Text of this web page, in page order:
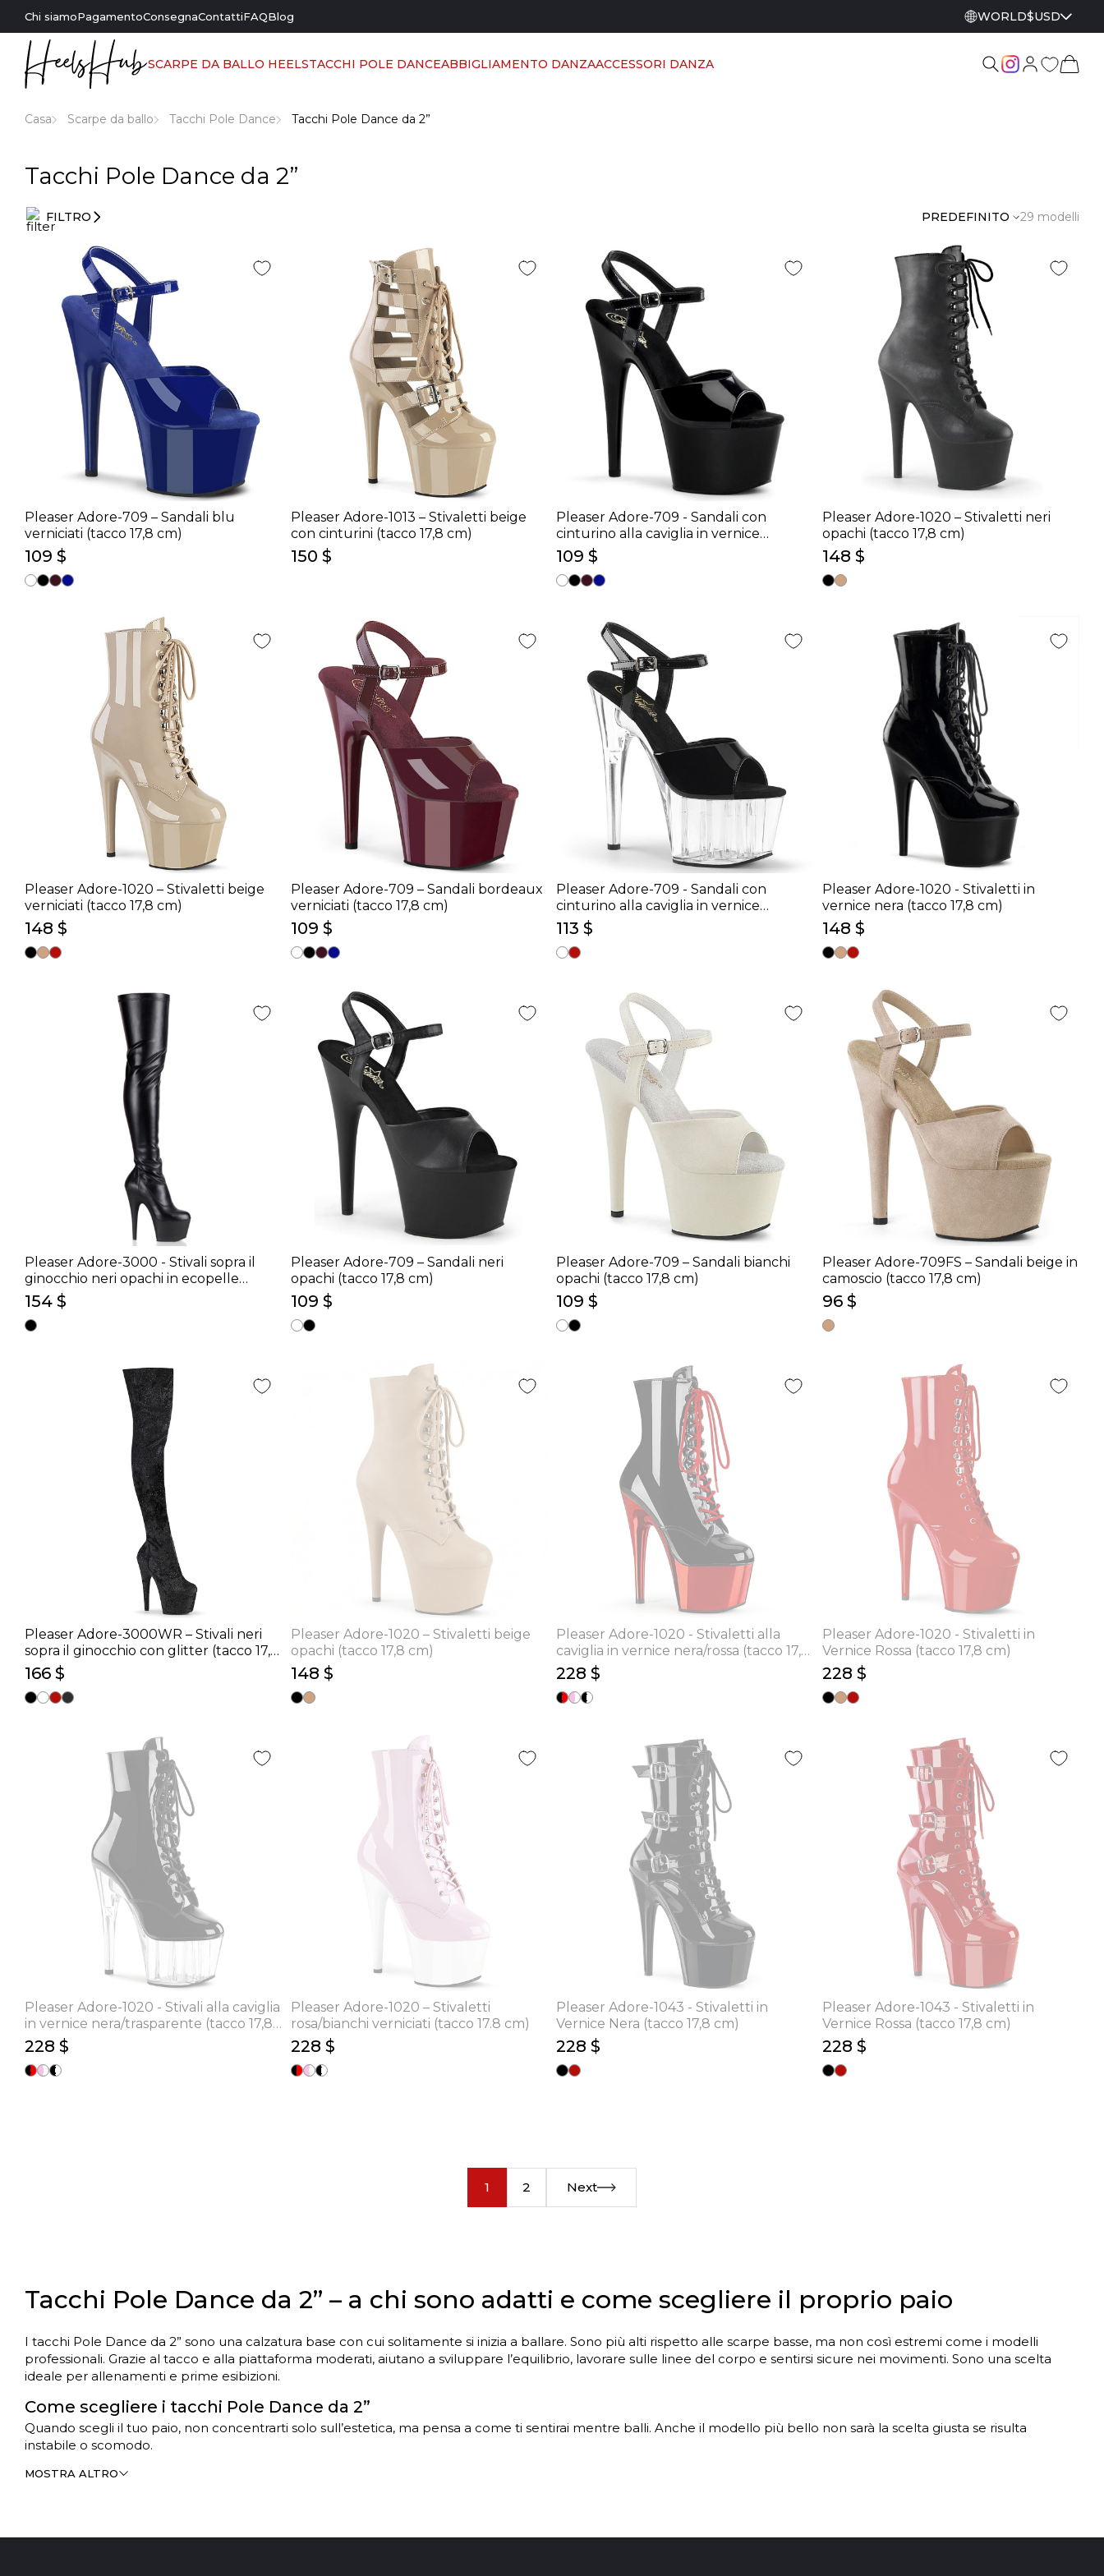
Chi siamoPagamentoConsegnaContattiFAQBlog WORLD$USD
SCARPE DA BALLO HEELSTACCHI POLE DANCEABBIGLIAMENTO DANZAACCESSORI DANZA
Casa Scarpe da ballo Tacchi Pole Dance Tacchi Pole Dance da 2”
Tacchi Pole Dance da 2”
FILTRO PREDEFINITO 29 modelli
Pleaser Adore-709 – Sandali blu
verniciati (tacco 17,8 cm)
109 $
Pleaser Adore-1013 – Stivaletti beige
con cinturini (tacco 17,8 cm)
150 $
Pleaser Adore-709 - Sandali con
cinturino alla caviglia in vernice
nera/nero (tacco 17,8 cm)
109 $
Pleaser Adore-1020 – Stivaletti neri
opachi (tacco 17,8 cm)
148 $
Pleaser Adore-1020 – Stivaletti beige
verniciati (tacco 17,8 cm)
148 $
Pleaser Adore-709 – Sandali bordeaux
verniciati (tacco 17,8 cm)
109 $
Pleaser Adore-709 - Sandali con
cinturino alla caviglia in vernice
nera/trasparente (tacco 17,8 cm)
113 $
Pleaser Adore-1020 - Stivaletti in
vernice nera (tacco 17,8 cm)
148 $
Pleaser Adore-3000 - Stivali sopra il
ginocchio neri opachi in ecopelle
(tacco 17,8 cm)
154 $
Pleaser Adore-709 – Sandali neri
opachi (tacco 17,8 cm)
109 $
Pleaser Adore-709 – Sandali bianchi
opachi (tacco 17,8 cm)
109 $
Pleaser Adore-709FS – Sandali beige in
camoscio (tacco 17,8 cm)
96 $
Pleaser Adore-3000WR – Stivali neri
sopra il ginocchio con glitter (tacco 17,8
cm)
166 $
Pleaser Adore-1020 – Stivaletti beige
opachi (tacco 17,8 cm)
148 $
Pleaser Adore-1020 - Stivaletti alla
caviglia in vernice nera/rossa (tacco 17,8
cm)
228 $
Pleaser Adore-1020 - Stivaletti in
Vernice Rossa (tacco 17,8 cm)
228 $
Pleaser Adore-1020 - Stivali alla caviglia
in vernice nera/trasparente (tacco 17,8
cm)
228 $
Pleaser Adore-1020 – Stivaletti
rosa/bianchi verniciati (tacco 17.8 cm)
228 $
Pleaser Adore-1043 - Stivaletti in
Vernice Nera (tacco 17,8 cm)
228 $
Pleaser Adore-1043 - Stivaletti in
Vernice Rossa (tacco 17,8 cm)
228 $
1 2 Next
Tacchi Pole Dance da 2” – a chi sono adatti e come scegliere il proprio paio
I tacchi Pole Dance da 2” sono una calzatura base con cui solitamente si inizia a ballare. Sono più alti rispetto alle scarpe basse, ma non così estremi come i modelli
professionali. Grazie al tacco e alla piattaforma moderati, aiutano a sviluppare l’equilibrio, lavorare sulle linee del corpo e sentirsi sicure nei movimenti. Sono una scelta
ideale per allenamenti e prime esibizioni.
Come scegliere i tacchi Pole Dance da 2”
Quando scegli il tuo paio, non concentrarti solo sull’estetica, ma pensa a come ti sentirai mentre balli. Anche il modello più bello non sarà la scelta giusta se risulta
instabile o scomodo.
Prima di tutto, presta attenzione al supporto. Le scarpe devono aderire bene al piede – possono avere cinturini, lacci, zip oppure una combinazione di questi elementi. Il
MOSTRA ALTRO